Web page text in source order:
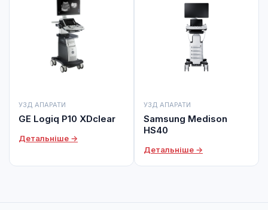
УЗД АПАРАТИ
GE Logiq P10 XDclear
Детальніше →
УЗД АПАРАТИ
Samsung Medison
HS40
Детальніше →